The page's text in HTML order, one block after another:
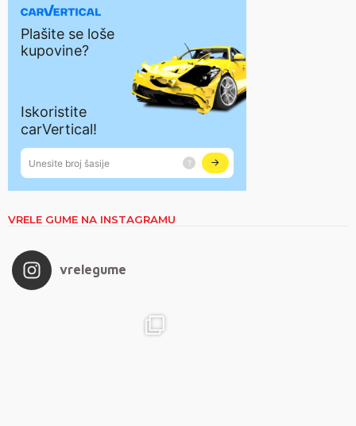
VRELE GUME NA INSTAGRAMU
vrelegume